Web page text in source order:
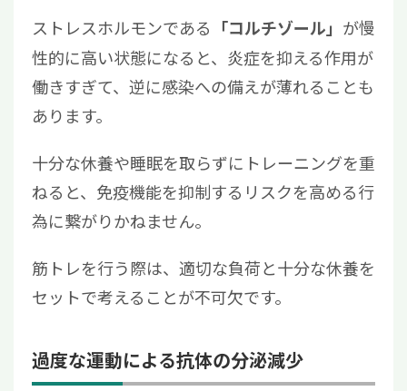
ストレスホルモンである 「コルチゾール」 が慢
性的に高い状態になると、炎症を抑える作用が
働きすぎて、逆に感染への備えが薄れることも
あります。
十分な休養や睡眠を取らずにトレーニングを重
ねると、免疫機能を抑制するリスクを高める行
為に繋がりかねません。
筋トレを行う際は、適切な負荷と十分な休養を
セットで考えることが不可欠です。
過度な運動による抗体の分泌減少